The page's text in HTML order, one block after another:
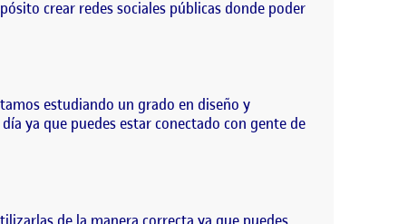
crear redes sociales públicas donde poder
estudiando un grado en diseño y
ya que puedes estar conectado con gente de
de la manera correcta ya que puedes